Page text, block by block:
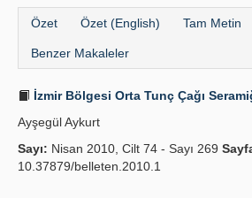
Özet Özet (English) Tam Metin
Benzer Makaleler
İzmir Bölgesi Orta Tunç Çağı
Ayşegül Aykurt
Sayı: Nisan 2010, Cilt 74 - Sayı 269
10.37879/belleten.2010.1